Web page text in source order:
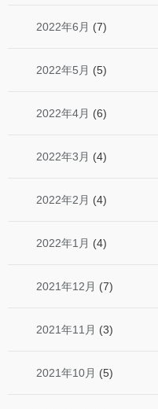
2022年6月 (7)
2022年5月 (5)
2022年4月 (6)
2022年3月 (4)
2022年2月 (4)
2022年1月 (4)
2021年12月 (7)
2021年11月 (3)
2021年10月 (5)